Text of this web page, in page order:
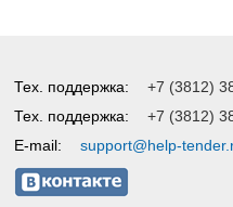
Тех. поддержка:
+7 (3812)
Тех. поддержка:
+7 (3812)
E-mail:
support@help-